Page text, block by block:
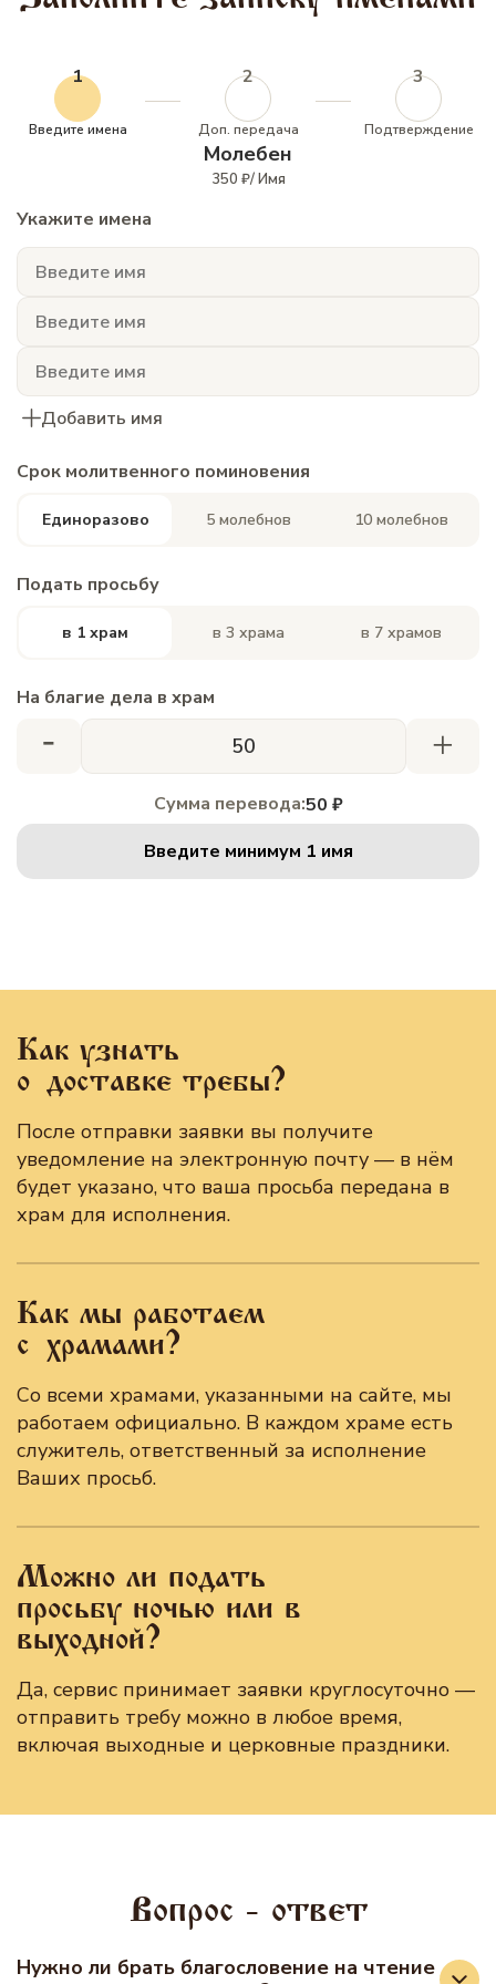
1
Введите имена
2
Доп. передача
3
Подтверждение
Молебен
350 ₽/ Имя
Укажите имена
Добавить имя
Срок молитвенного поминовения
Единоразово 5 молебнов 10 молебнов
Подать просьбу
в 1 храм в 3 храма в 7 храмов
На благие дела в храм
- +
Сумма перевода:50 ₽
Введите минимум 1 имя
Как узнать
о доставке требы?
После отправки заявки вы получите
уведомление на электронную почту — в нём
будет указано, что ваша просьба передана в
храм для исполнения.
Как мы работаем
с храмами?
Со всеми храмами, указанными на сайте, мы
работаем официально. В каждом храме есть
служитель, ответственный за исполнение
Ваших просьб.
Можно ли подать
просьбу ночью или в
выходной?
Да, сервис принимает заявки круглосуточно —
отправить требу можно в любое время,
включая выходные и церковные праздники.
Вопрос - ответ
Нужно ли брать благословение на чтение